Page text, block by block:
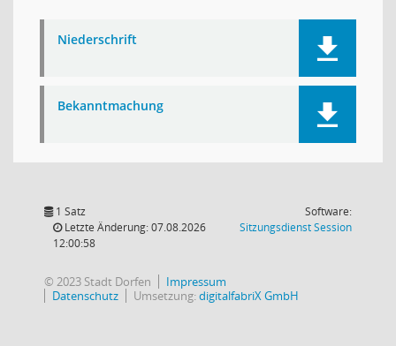
Niederschrift
Bekanntmachung
1 Satz
Letzte Änderung: 07.08.2026
12:00:58
Software:
SitzungsdienstSession(Wird in
© 2023 Stadt Dorfen
Impressum
Datenschutz
Umsetzung:digitalfabriX GmbH